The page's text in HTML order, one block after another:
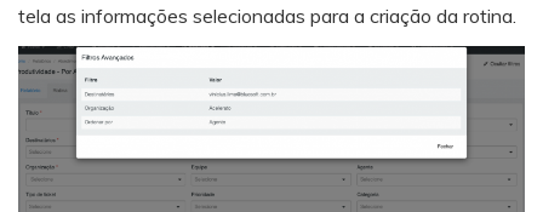
tela as informações selecionadas para a criação da rotina.